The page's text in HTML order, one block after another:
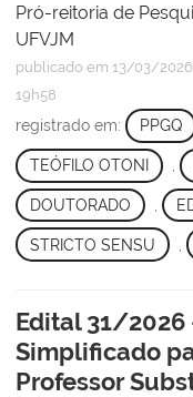
Pró-reitoria de
UFVJM
publicado em 13/03/2026
19h58
registrado em: PPGQ
TEÓFILO OTONI
DOUTORADO
STRICTO SENSU
Edital 31/2026
Simplificado
Professor